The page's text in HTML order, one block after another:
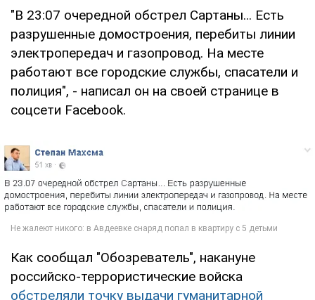
"В 23:07 очередной обстрел Сартаны... Есть
разрушенные домостроения, перебиты линии
электропередач и газопровод. На месте
работают все городские службы, спасатели и
полиция", - написал он на своей странице в
соцсети Facebook.
Как сообщал "Обозреватель", накануне
российско-террористические войска
обстреляли точку выдачи гуманитарной